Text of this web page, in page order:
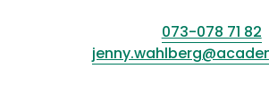
073-078 71 82